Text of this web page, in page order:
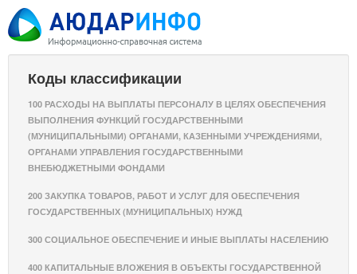
Коды классификации
100 РАСХОДЫ НА ВЫПЛАТЫ ПЕРСОНАЛУ В ЦЕЛЯХ ОБЕСПЕЧЕНИЯ
ВЫПОЛНЕНИЯ ФУНКЦИЙ ГОСУДАРСТВЕННЫМИ
(МУНИЦИПАЛЬНЫМИ) ОРГАНАМИ, КАЗЕННЫМИ УЧРЕЖДЕНИЯМИ,
ОРГАНАМИ УПРАВЛЕНИЯ ГОСУДАРСТВЕННЫМИ
ВНЕБЮДЖЕТНЫМИ ФОНДАМИ
200 ЗАКУПКА ТОВАРОВ, РАБОТ И УСЛУГ ДЛЯ ОБЕСПЕЧЕНИЯ
ГОСУДАРСТВЕННЫХ (МУНИЦИПАЛЬНЫХ) НУЖД
300 СОЦИАЛЬНОЕ ОБЕСПЕЧЕНИЕ И ИНЫЕ ВЫПЛАТЫ НАСЕЛЕНИЮ
400 КАПИТАЛЬНЫЕ ВЛОЖЕНИЯ В ОБЪЕКТЫ ГОСУДАРСТВЕННОЙ